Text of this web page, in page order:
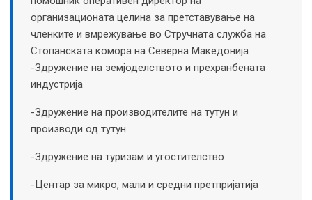
организационата целина за претставување на
членките и вмрежување во Стручната служба на
Стопанската комора на Северна Македонија
-Здружение на земјоделството и прехранбената
индустрија
-Здружение на производителите на тутун и
производи од тутун
-Здружение на туризам и угостителство
-Центар за микро, мали и средни претпријатија